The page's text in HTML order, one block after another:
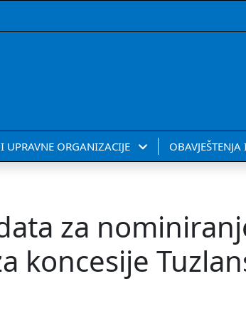
UPRAVNE ORGANIZACIJE
za
koncesije